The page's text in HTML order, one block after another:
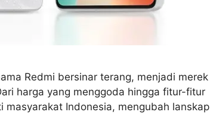
Redmi bersinar terang, menjadi merek
harga yang menggoda hingga fitur-fitur
masyarakat Indonesia, mengubah lanskap